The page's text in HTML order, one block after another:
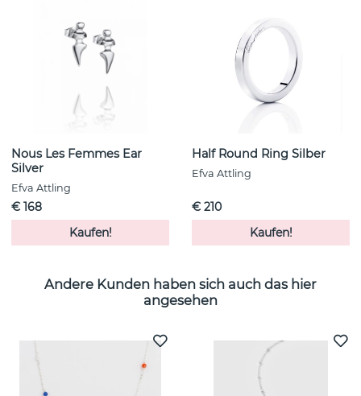
Nous Les Femmes Ear
Silver
Efva Attling
€ 168
Kaufen!
Half Round Ring Silber
Efva Attling
€ 210
Kaufen!
Andere Kunden haben sich auch das hier
angesehen